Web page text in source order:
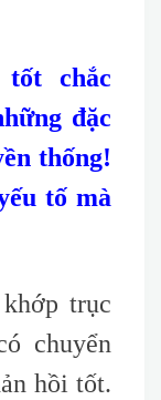
chắc
đặc
thống!
tố mà
trục
chuyển
hồi tốt.